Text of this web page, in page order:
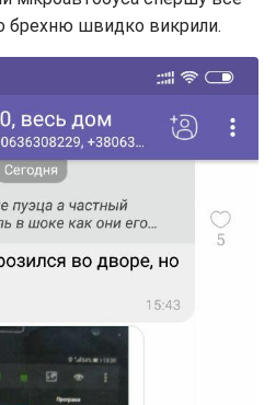
брехню швидко викрили.